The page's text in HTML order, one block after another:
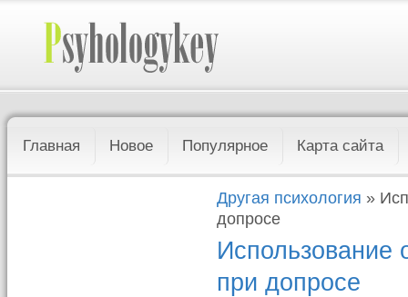
Главная Новое Популярное Карта сайта
Другая психология »
допросе
Использование
при допросе